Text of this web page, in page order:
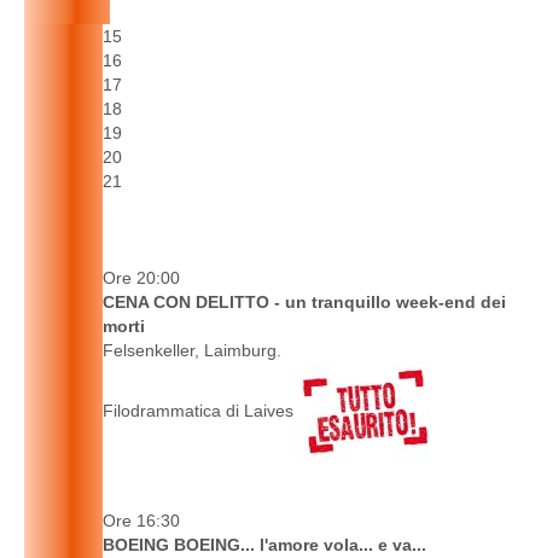
15
16
17
18
19
20
21
Ore 20:00
CENA CON DELITTO - un tranquillo week-end dei
morti
Felsenkeller, Laimburg.
Filodrammatica di Laives
Ore 16:30
BOEING BOEING... l'amore vola... e va...